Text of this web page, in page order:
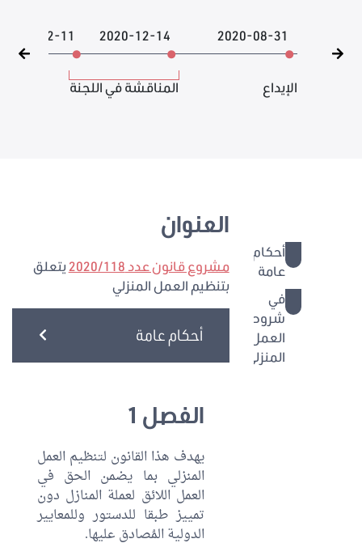
2020-08-31
الإيداع
2020-12-14
2021-02-11
المناقشة في اللجنة
أحكام
عامة
في
شروط
العمل
المنزلي
العنوان
مشروع قانون عدد 2020/118
يتعلق
بتنظيم العمل المنزلي
أحكام عامة
الفصل 1
يهدف هذا القانون لتنظيم العمل
المنزلي بما يضمن الحق في
العمل اللائق لعملة المنازل دون
تمييز طبقا للدستور وللمعايير
الدولية المُصادق عليها.